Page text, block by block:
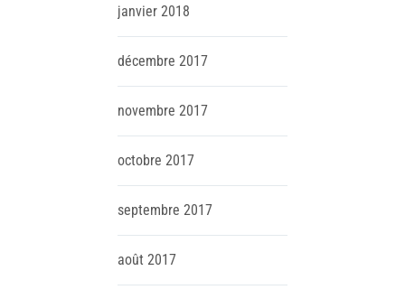
janvier 2018
décembre 2017
novembre 2017
octobre 2017
septembre 2017
août 2017